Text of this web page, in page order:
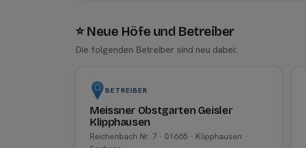
⭐ Neue Höfe und Betreiber
Die folgenden Betreiber sind neu dabei:
BETREIBER
Meissner Obstgarten Geisler
Klipphausen
Reichenbach Nr. 7 · 01665 · Klipphausen ·